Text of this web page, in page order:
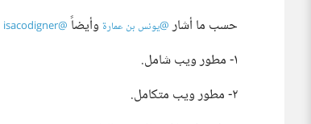
حسب ما أشار@يونس بن عمارة ‍ وأيضاً @isacodigner
١- مطور ويب شامل.
٢- مطور ويب متكامل.